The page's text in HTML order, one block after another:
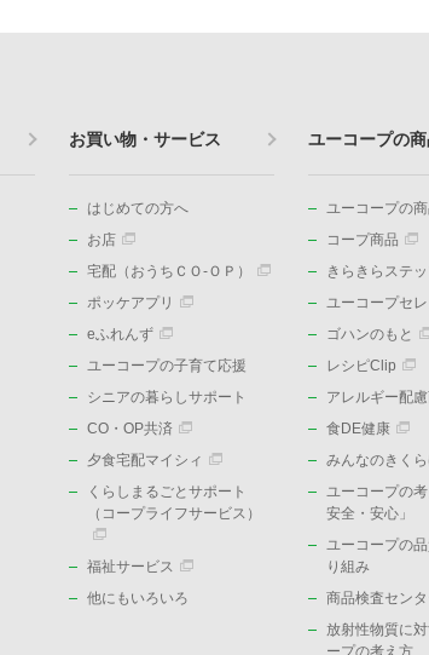
お買い物・サービス
はじめての方へ
お店
宅配（おうちＣＯ-ＯＰ）
ポッケアプリ
eふれんず
ユーコープの子育て応援
シニアの暮らしサポート
CO・OP共済
夕食宅配マイシィ
くらしまるごとサポート
（コープライフサービス）
福祉サービス
他にもいろいろ
ユーコープの
ユーコープの
コープ商品
きらきらステ
ユーコープセ
ゴハンのもと
レシピClip
アレルギー配
食DE健康
みんなのきく
ユーコープの
安全・安心」
ユーコープの
り組み
商品検査セン
放射性物質に
ープの考え方